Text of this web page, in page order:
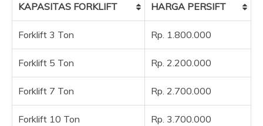
KAPASITAS FORKLIFT HARGA PERSIFT
Forklift 3 Ton Rp. 1.800.000
Forklift 5 Ton Rp. 2.200.000
Forklift 7 Ton Rp. 2.700.000
Forklift 10 Ton Rp. 3.700.000